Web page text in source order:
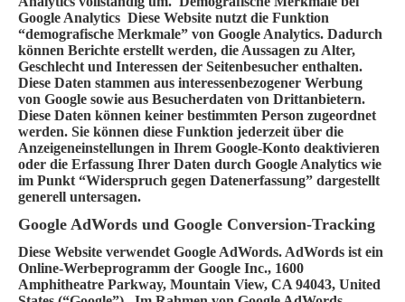
Google Analytics Diese Website nutzt die Funktion
“demografische Merkmale” von Google Analytics. Dadurch
können Berichte erstellt werden, die Aussagen zu Alter,
Geschlecht und Interessen der Seitenbesucher enthalten.
Diese Daten stammen aus interessenbezogener Werbung
von Google sowie aus Besucherdaten von Drittanbietern.
Diese Daten können keiner bestimmten Person zugeordnet
werden. Sie können diese Funktion jederzeit über die
Anzeigeneinstellungen in Ihrem Google-Konto deaktivieren
oder die Erfassung Ihrer Daten durch Google Analytics wie
im Punkt “Widerspruch gegen Datenerfassung” dargestellt
generell untersagen.
Google AdWords und Google Conversion-Tracking
Diese Website verwendet Google AdWords. AdWords ist ein
Online-Werbeprogramm der Google Inc., 1600
Amphitheatre Parkway, Mountain View, CA 94043, United